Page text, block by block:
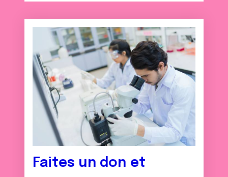
Faites un don et